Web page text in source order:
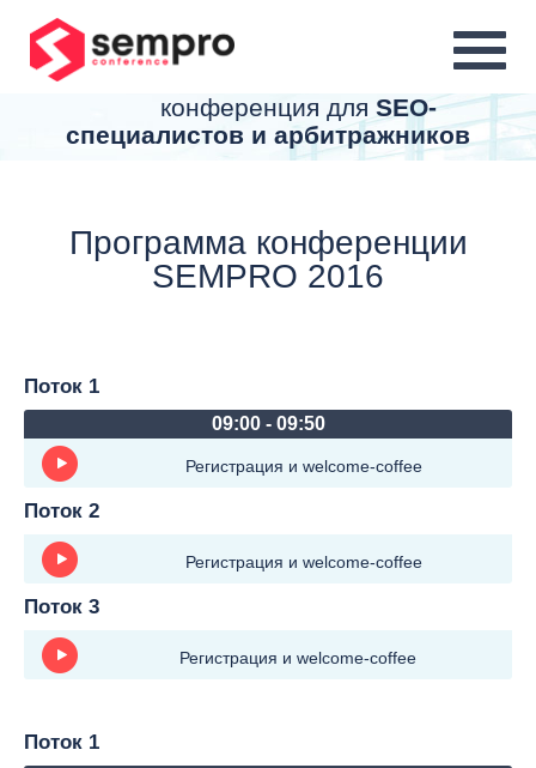
конференция для SEO-
специалистов и арбитражников
Программа конференции
SEMPRO 2016
Поток 1
09:00 - 09:50
Регистрация и welcome-coffee
Поток 2
Регистрация и welcome-coffee
Поток 3
Регистрация и welcome-coffee
Поток 1